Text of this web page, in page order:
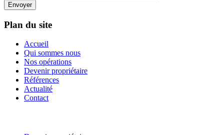
Envoyer
Plan du site
Accueil
Qui sommes nous
Nos opérations
Devenir propriétaire
Références
Actualité
Contact